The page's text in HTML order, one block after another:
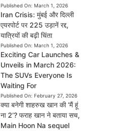
Published On: March 1, 2026
Iran Crisis: मुंबई और दिल्ली
एयरपोर्ट पर 225 उड़ानें रद्द,
यात्रियों की बढ़ी चिंता
Published On: March 1, 2026
Exciting Car Launches &
Unveils in March 2026:
The SUVs Everyone Is
Waiting For
Published On: February 27, 2026
क्या बनेगी शाहरुख खान की ‘मैं हूं
ना 2’? फराह खान ने बताया सच,
Main Hoon Na sequel